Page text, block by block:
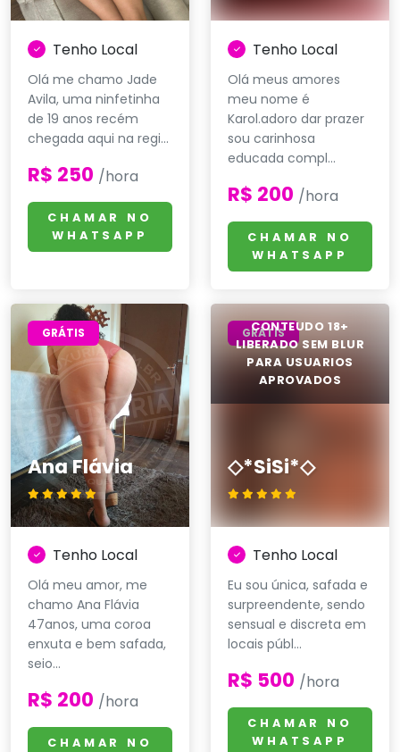
Tenho Local
Olá me chamo Jade
Avila, uma ninfetinha
de 19 anos recém
chegada aqui na regi...
R$ 250 /hora
CHAMAR NO
WHATSAPP
Tenho Local
Olá meus amores
meu nome é
Karol.adoro dar prazer
sou carinhosa
educada compl...
R$ 200 /hora
CHAMAR NO
WHATSAPP
Ana Flávia
GRÁTIS
Tenho Local
Olá meu amor, me
chamo Ana Flávia
47anos, uma coroa
enxuta e bem safada,
seio...
R$ 200 /hora
CHAMAR NO
◇*SiSi*◇
GRÁTIS
Tenho Local
Eu sou única, safada e
surpreendente, sendo
sensual e discreta em
locais públ...
R$ 500 /hora
CHAMAR NO
WHATSAPP